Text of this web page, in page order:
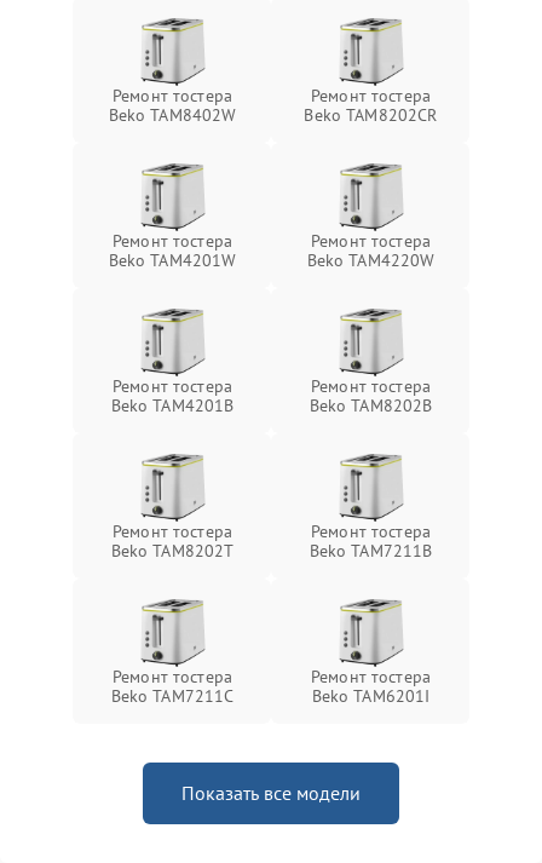
Ремонт тостера
Beko TAM8402W
Ремонт тостера
Beko TAM8202CR
Ремонт тостера
Beko TAM4201W
Ремонт тостера
Beko TAM4220W
Ремонт тостера
Beko TAM4201B
Ремонт тостера
Beko TAM8202B
Ремонт тостера
Beko TAM8202T
Ремонт тостера
Beko TAM7211B
Ремонт тостера
Beko TAM7211C
Ремонт тостера
Beko TAM6201I
Показать все модели